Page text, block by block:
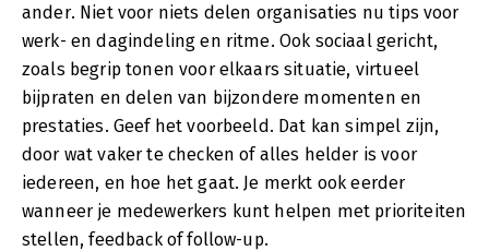
ander. Niet voor niets delen organisaties nu tips voor
werk- en dagindeling en ritme. Ook sociaal gericht,
zoals begrip tonen voor elkaars situatie, virtueel
bijpraten en delen van bijzondere momenten en
prestaties. Geef het voorbeeld. Dat kan simpel zijn,
door wat vaker te checken of alles helder is voor
iedereen, en hoe het gaat. Je merkt ook eerder
wanneer je medewerkers kunt helpen met prioriteiten
stellen, feedback of follow-up.